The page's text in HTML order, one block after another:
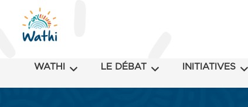
WATHI LE DÉBAT INITIATIVES